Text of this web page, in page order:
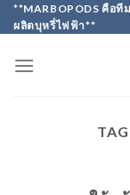
Skip
to
**MARBOPODS คือ
ผลิตบุหรี่ไฟฟ้า**